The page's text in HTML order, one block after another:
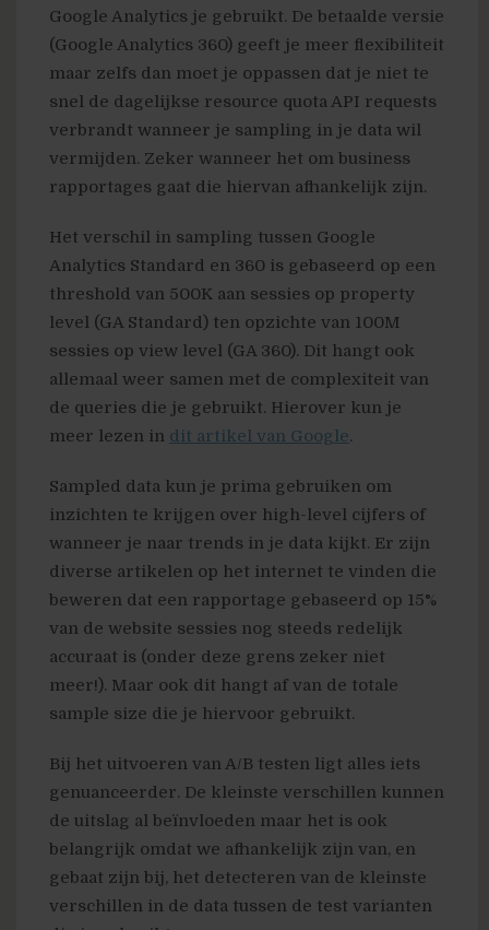
Google Analytics je gebruikt. De betaalde versie
(Google Analytics 360) geeft je meer flexibiliteit
maar zelfs dan moet je oppassen dat je niet te
snel de dagelijkse resource quota API requests
verbrandt wanneer je sampling in je data wil
vermijden. Zeker wanneer het om business
rapportages gaat die hiervan afhankelijk zijn.
Het verschil in sampling tussen Google
Analytics Standard en 360 is gebaseerd op een
threshold van 500K aan sessies op property
level (GA Standard) ten opzichte van 100M
sessies op view level (GA 360). Dit hangt ook
allemaal weer samen met de complexiteit van
de queries die je gebruikt. Hierover kun je
meer lezen in dit artikel van Google.
Sampled data kun je prima gebruiken om
inzichten te krijgen over high-level cijfers of
wanneer je naar trends in je data kijkt. Er zijn
diverse artikelen op het internet te vinden die
beweren dat een rapportage gebaseerd op 15%
van de website sessies nog steeds redelijk
accuraat is (onder deze grens zeker niet
meer!). Maar ook dit hangt af van de totale
sample size die je hiervoor gebruikt.
Bij het uitvoeren van A/B testen ligt alles iets
genuanceerder. De kleinste verschillen kunnen
de uitslag al beïnvloeden maar het is ook
belangrijk omdat we afhankelijk zijn van, en
gebaat zijn bij, het detecteren van de kleinste
verschillen in de data tussen de test varianten